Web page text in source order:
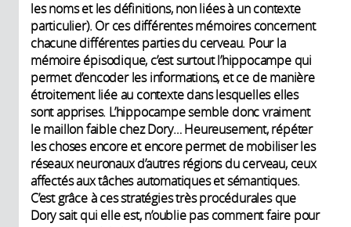
les noms et les définitions, non liées à un contexte
particulier). Or ces différentes mémoires concernent
chacune différentes parties du cerveau. Pour la
mémoire épisodique, c’est surtout l’hippocampe qui
permet d’encoder les informations, et ce de manière
étroitement liée au contexte dans lesquelles elles
sont apprises. L’hippocampe semble donc vraiment
le maillon faible chez Dory… Heureusement, répéter
les choses encore et encore permet de mobiliser les
réseaux neuronaux d’autres régions du cerveau, ceux
affectés aux tâches automatiques et sémantiques.
C’est grâce à ces stratégies très procédurales que
Dory sait qui elle est, n’oublie pas comment faire pour